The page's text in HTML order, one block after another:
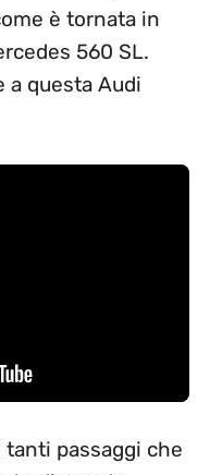
è tornata in
560 SL.
a questa Audi
passaggi che